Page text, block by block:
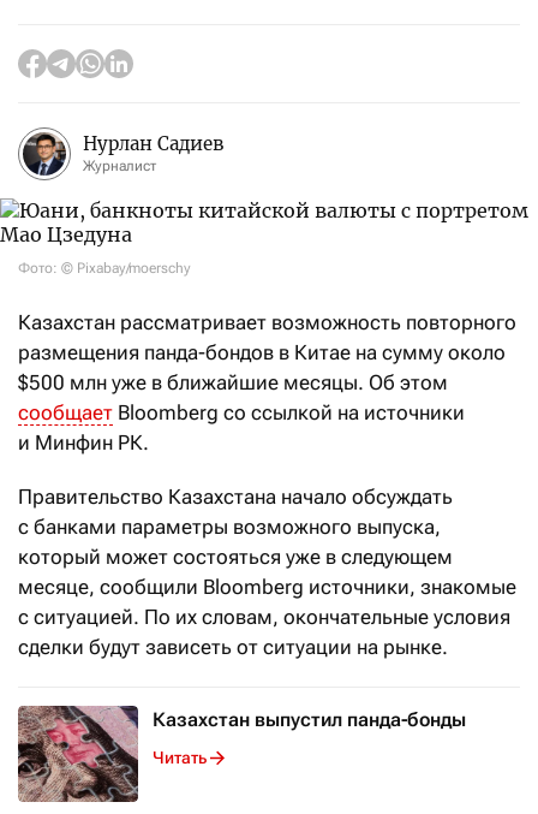
Нурлан Садиев
Журналист
Фото: © Pixabay/moerschy
Казахстан рассматривает возможность повторного
размещения панда-бондов в Китае на сумму около
$500 млн уже в ближайшие месяцы. Об этом
сообщает Bloomberg со ссылкой на источники
и Минфин РК.
Правительство Казахстана начало обсуждать
с банками параметры возможного выпуска,
который может состояться уже в следующем
месяце, сообщили Bloomberg источники, знакомые
с ситуацией. По их словам, окончательные условия
сделки будут зависеть от ситуации на рынке.
Казахстан выпустил панда-бонды
Читать